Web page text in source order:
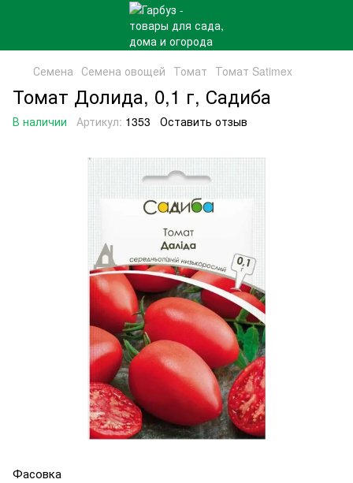
Семена Семена овощей Томат Томат Satimex
Томат Долида, 0,1 г, Садиба
В наличии Артикул: 1353 Оставить отзыв
Фасовка